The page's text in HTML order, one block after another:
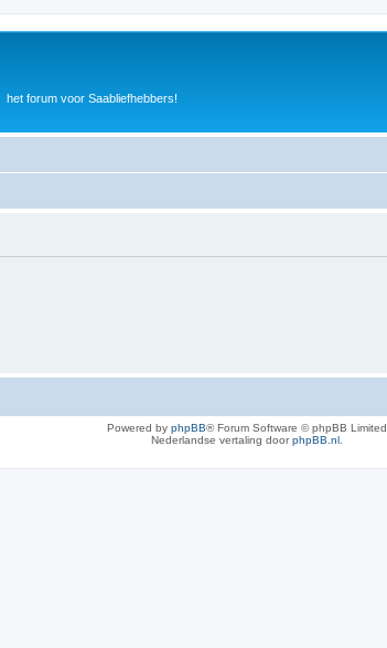
het forum voor Saabliefhebbers!
Powered by phpBB® Forum Software © phpBB Limited
Nederlandse vertaling doorphpBB.nl